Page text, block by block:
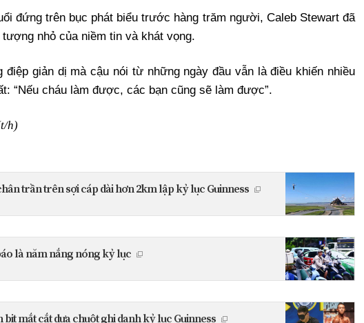
đứng trên bục phát biểu trước hàng trăm người, Caleb Stewart đã
nhỏ của niềm tin và khát vọng.
điệp giản dị mà cậu nói từ những ngày đầu vẫn là điều khiến nhiều
“Nếu cháu làm được, các bạn cũng sẽ làm được”.
h)
trần trên sợi cáp dài hơn 2km lập kỷ lục Guinness
là năm nắng nóng kỷ lục
mắt cắt dưa chuột ghi danh kỷ lục Guinness